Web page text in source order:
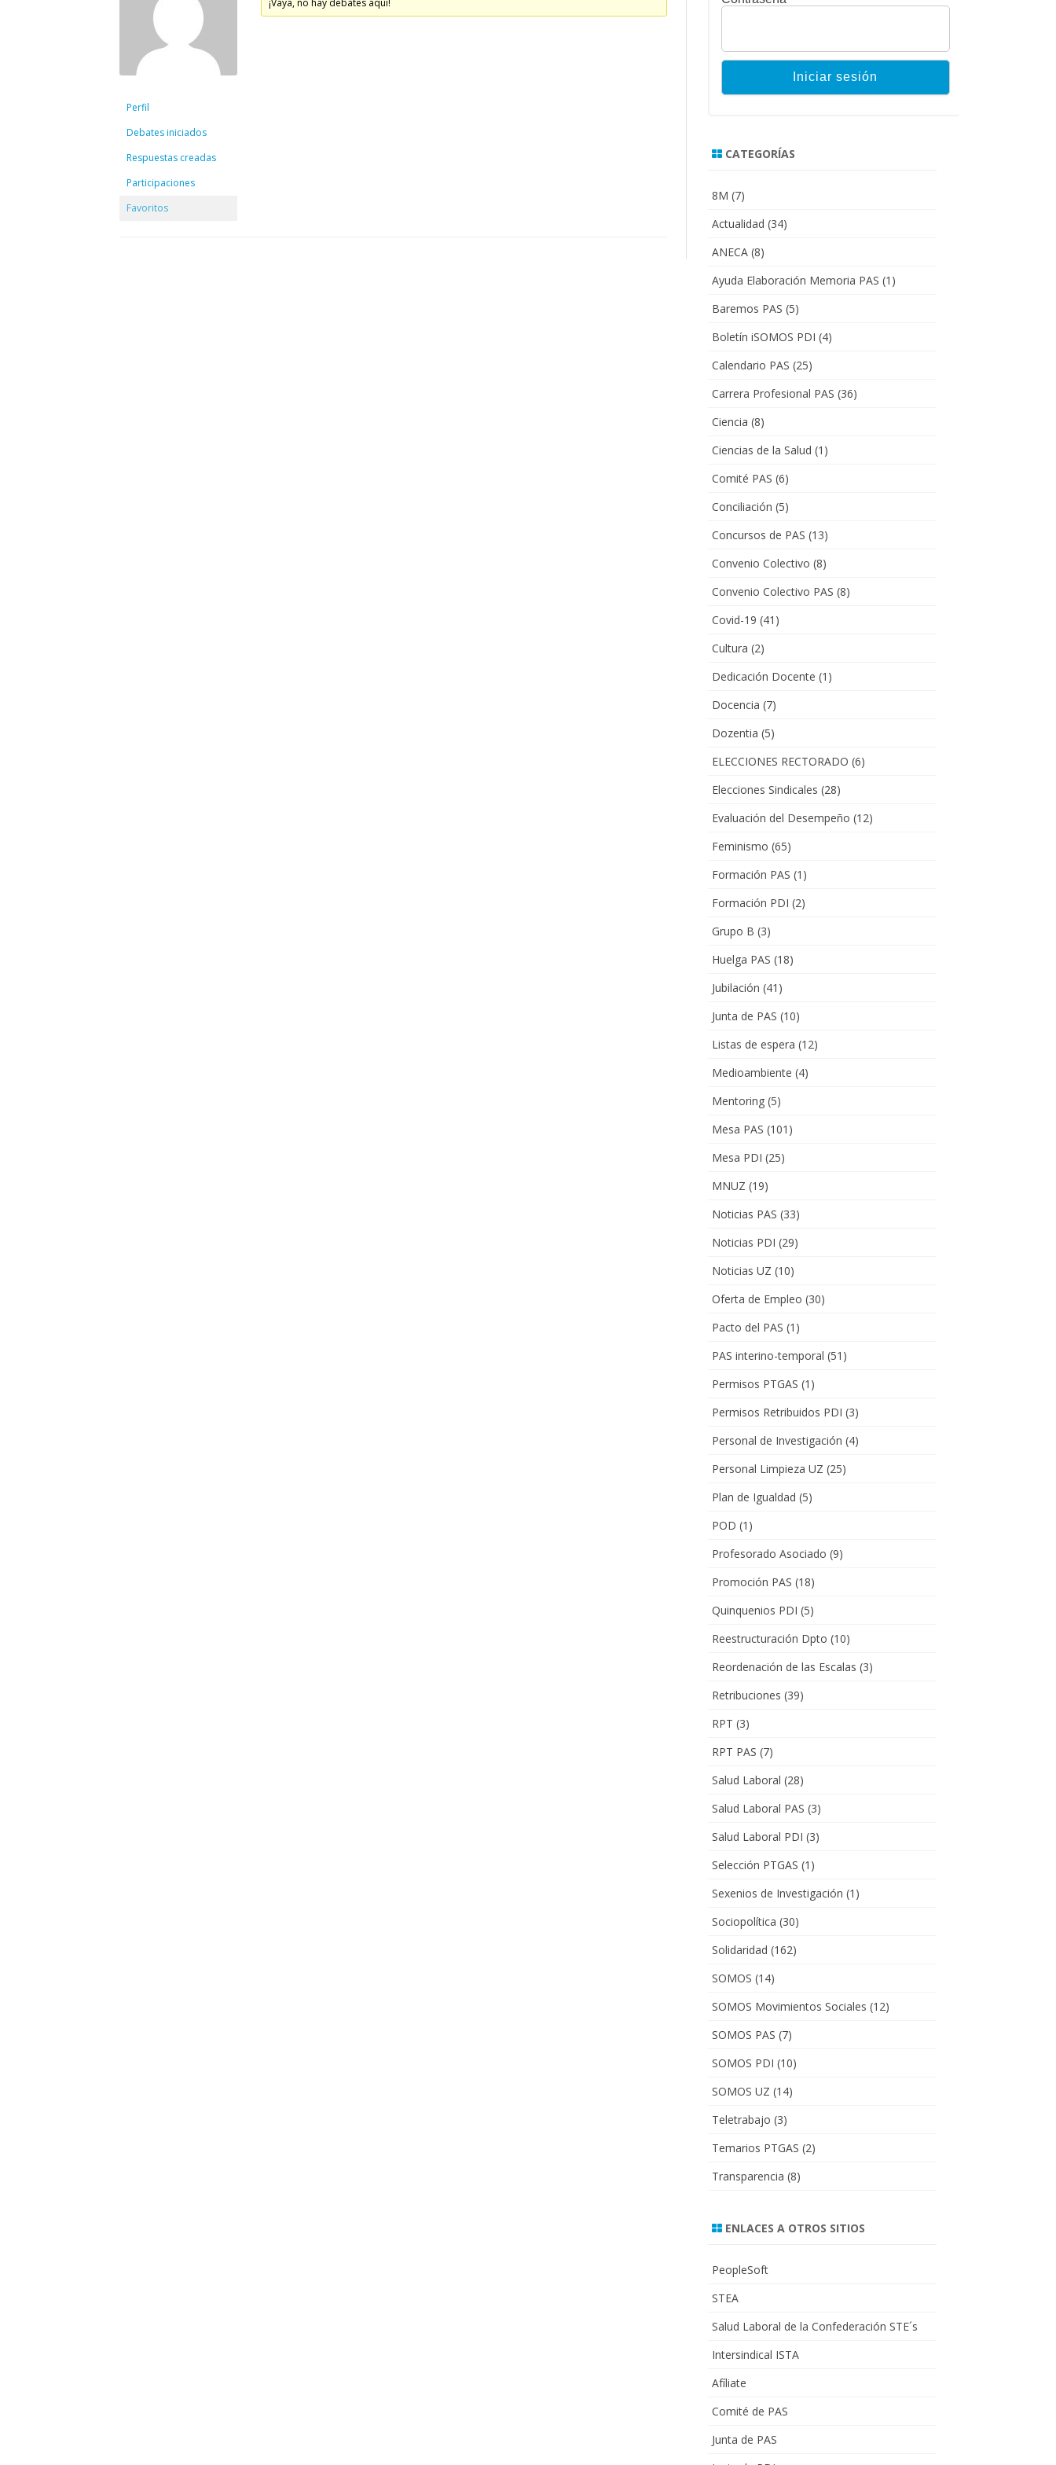
FEMINISMO E IGUALDAD
ESTATUTOS
CALENDARIO
Perfil
Debates iniciados
Respuestas creadas
Participaciones
Favoritos
CATEGORÍAS
8M (7)
Actualidad (34)
ANECA(8)
Ayuda Elaboración Memoria PAS (1)
Baremos PAS (5)
Boletín iSOMOS PDI (4)
Calendario PAS (25)
Carrera Profesional PAS (36)
Ciencia (8)
Ciencias de la Salud (1)
Comité PAS (6)
Conciliación (5)
Concursos de PAS (13)
Convenio Colectivo (8)
Convenio Colectivo PAS (8)
Covid-19 (41)
Cultura (2)
Dedicación Docente (1)
Docencia (7)
Dozentia (5)
ELECCIONES RECTORADO (6)
Elecciones Sindicales (28)
Evaluación del Desempeño (12)
Feminismo (65)
Formación PAS (1)
Formación PDI (2)
Grupo B (3)
Huelga PAS (18)
Jubilación (41)
Junta de PAS (10)
Listas de espera (12)
Medioambiente (4)
Mentoring(5)
Mesa PAS (101)
Mesa PDI (25)
MNUZ (19)
Noticias PAS (33)
Noticias PDI (29)
Noticias UZ (10)
Oferta de Empleo (30)
Pacto del PAS (1)
PAS interino-temporal (51)
Permisos PTGAS (1)
Permisos Retribuidos PDI (3)
Personal de Investigación (4)
Personal Limpieza UZ (25)
Plan de Igualdad (5)
POD (1)
Profesorado Asociado (9)
Promoción PAS (18)
Quinquenios PDI (5)
Reestructuración Dpto (10)
Reordenación de las Escalas (3)
Retribuciones (39)
RPT (3)
RPT PAS (7)
Salud Laboral (28)
Salud Laboral PAS (3)
Salud Laboral PDI (3)
Selección PTGAS (1)
Sexenios de Investigación (1)
Sociopolítica (30)
Solidaridad (162)
SOMOS (14)
SOMOS Movimientos Sociales (12)
SOMOS PAS (7)
SOMOS PDI (10)
SOMOS UZ (14)
Teletrabajo (3)
Temarios PTGAS (2)
Transparencia (8)
ENLACES A OTROS SITIOS
PeopleSoft
STEA
Salud Laboral de la Confederación STE´s
Intersindical ISTA
Afíliate
Comité de PAS
Junta de PAS